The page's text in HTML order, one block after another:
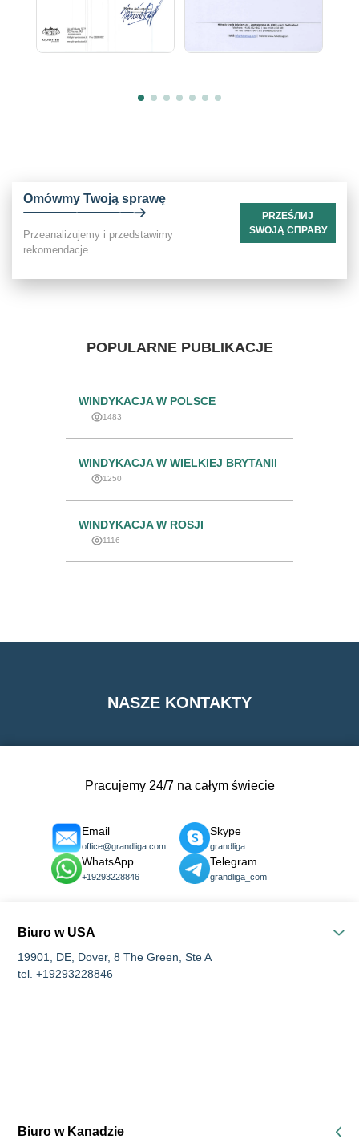
POPULARNE PUBLIKACJE
WINDYKACJA W POLSCE
1483
WINDYKACJA W WIELKIEJ BRYTANII
1250
WINDYKACJA W ROSJI
1116
Omówmy Twoją sprawę
Przeanalizujemy i przedstawimy
rekomendacje
PRZEŚЛИЈ
SWOJĄ СПРАВУ
NASZE KONTAKTY
Biuro w USA
19901, DE, Dover, 8 The Green, Ste A
tel. +19293228846
Biuro w Kanadzie
Pracujemy 24/7 na całym świecie
Email
office@grandliga.com
Skype
grandliga
WhatsApp
+19293228846
Telegram
grandliga_com